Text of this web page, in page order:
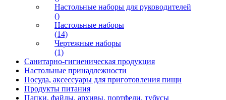
Настольные наборы для руководителей
()
Настольные наборы
(14)
Чертежные наборы
(1)
Санитарно-гигиеническая продукция
Настольные принадлежности
Посуда, аксессуары для приготовления пищи
Продукты питания
Папки, файлы, архивы, портфели, тубусы